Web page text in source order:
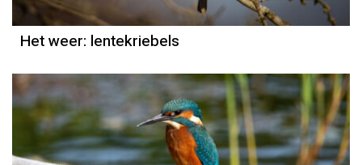
Het weer: lentekriebels